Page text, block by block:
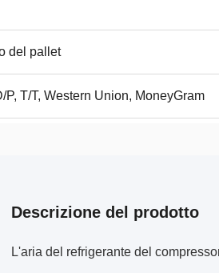
del pallet
P, T/T, Western Union, MoneyGram
Descrizione del prodotto
L'aria del refrigerante del